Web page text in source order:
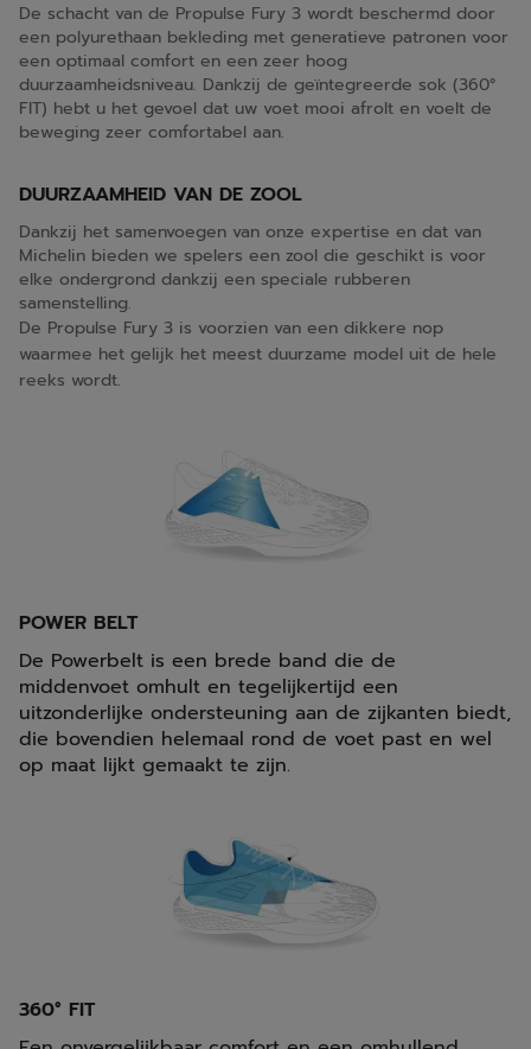
De schacht van de Propulse Fury 3 wordt beschermd door
een polyurethaan bekleding met generatieve patronen voor
een optimaal comfort en een zeer hoog
duurzaamheidsniveau. Dankzij de geïntegreerde sok (360°
FIT) hebt u het gevoel dat uw voet mooi afrolt en voelt de
beweging zeer comfortabel aan.
DUURZAAMHEID VAN DE ZOOL
Dankzij het samenvoegen van onze expertise en dat van
Michelin bieden we spelers een zool die geschikt is voor
elke ondergrond dankzij een speciale rubberen
samenstelling.
De Propulse Fury 3 is voorzien van een dikkere nop
waarmee het gelijk het meest duurzame model uit de hele
reeks wordt.
POWER BELT
De Powerbelt is een brede band die de
middenvoet omhult en tegelijkertijd een
uitzonderlijke ondersteuning aan de zijkanten biedt,
die bovendien helemaal rond de voet past en wel
op maat lijkt gemaakt te zijn.
360° FIT